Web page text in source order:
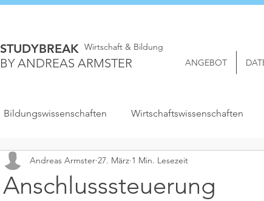
STUDYBREAK
BY ANDREAS ARMSTER
Wirtschaft & Bildung
ANGEBOT
Bildungswissenschaften Wirtschaftswissenschaften
Anschlusssteuerung
Andreas Armster 27. März 1 Min. Lesezeit